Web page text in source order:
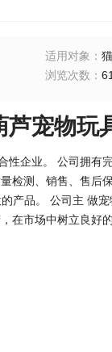
适用对象 ：猫
浏览次数 ：
宠物玩
企业。 公司拥有
检测、销售、售后
产品。 公司主 做
在市场中树立良好